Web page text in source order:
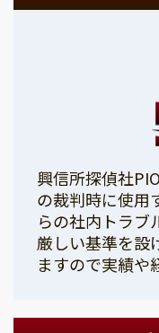
興信所探偵社
の裁判時に使用
らの社内トラブ
厳しい基準を設
ますので実績や